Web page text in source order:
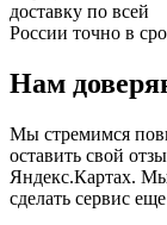
доставку по всей
России точно в
Нам
Мы стремимся
оставить свой
Яндекс.Картах.
сделать сервис